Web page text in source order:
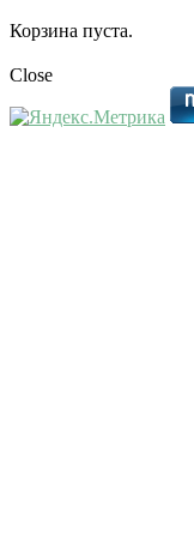
Корзина пуста.
Close